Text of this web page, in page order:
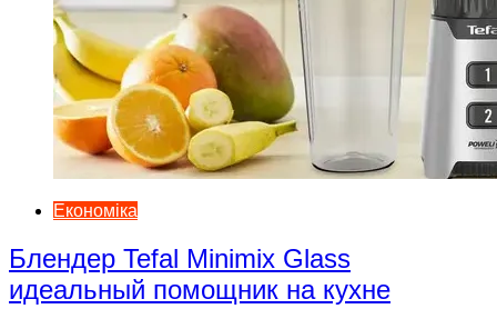
Економіка
Блендер Tefal Minimix Glass
идеальный помощник на кухне